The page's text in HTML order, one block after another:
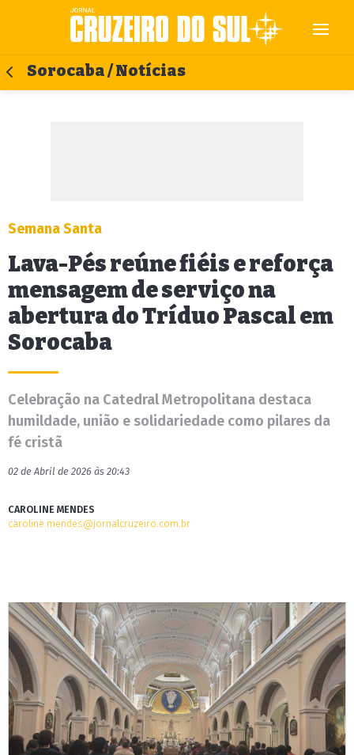
Sorocaba / Notícias
Semana Santa
Lava-Pés reúne fiéis e reforça
mensagem de serviço na
abertura do Tríduo Pascal em
Sorocaba
Celebração na Catedral Metropolitana destaca
humildade, união e solidariedade como pilares da
fé cristã
02 de Abril de 2026 às 20:43
CAROLINE MENDES
caroline.mendes@jornalcruzeiro.com.br